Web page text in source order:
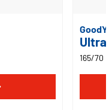
165/70